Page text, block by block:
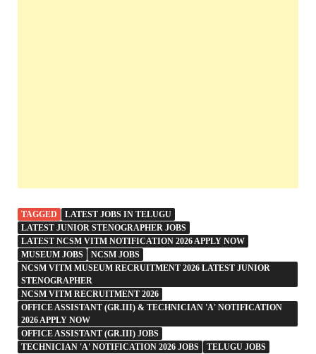
TAGGED
LATEST JOBS IN TELUGU
LATEST JUNIOR STENOGRAPHER JOBS
LATEST NCSM VITM NOTIFICATION 2026 APPLY NOW
MUSEUM JOBS
NCSM JOBS
NCSM VITM MUSEUM RECRUITMENT 2026 LATEST JUNIOR
STENOGRAPHER
NCSM VITM RECRUITMENT 2026
OFFICE ASSISTANT (GR.III) & TECHNICIAN 'A' NOTIFICATION
2026 APPLY NOW
OFFICE ASSISTANT (GR.III) JOBS
TECHNICIAN 'A' NOTIFICATION 2026 JOBS
TELUGU JOBS